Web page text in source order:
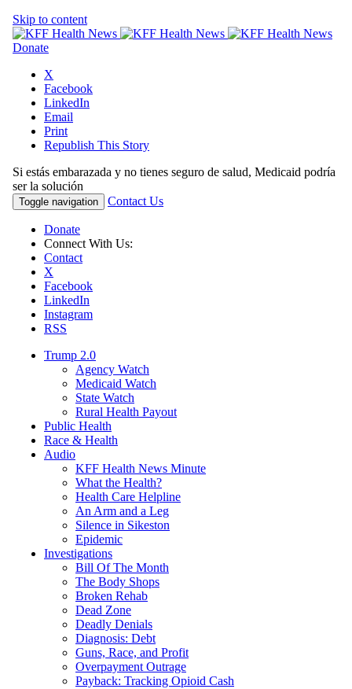
Skip to content
Donate
X
Facebook
LinkedIn
Email
Print
Republish This Story
Si estás embarazada y no tienes seguro de salud, Medicaid podría
ser la solución
Toggle navigation Contact Us
Donate
Connect With Us:
Contact
X
Facebook
LinkedIn
Instagram
RSS
Trump 2.0
Agency Watch
Medicaid Watch
State Watch
Rural Health Payout
Public Health
Race & Health
Audio
KFF Health News Minute
What the Health?
Health Care Helpline
An Arm and a Leg
Silence in Sikeston
Epidemic
Investigations
Bill Of The Month
The Body Shops
Broken Rehab
Dead Zone
Deadly Denials
Diagnosis: Debt
Guns, Race, and Profit
Overpayment Outrage
Payback: Tracking Opioid Cash